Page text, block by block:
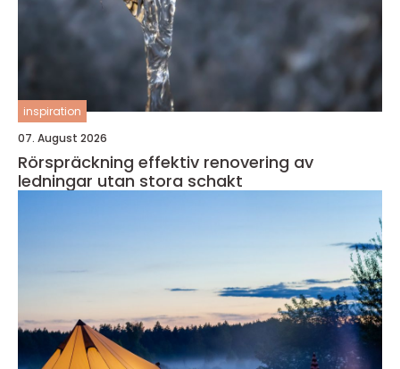
inspiration
07. August 2026
Rörspräckning effektiv renovering av
ledningar utan stora schakt